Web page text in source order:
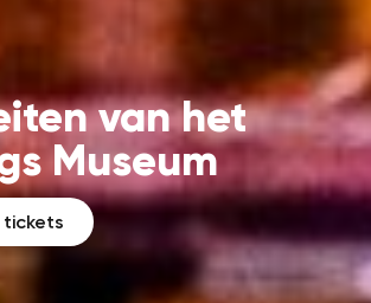
van het
Museum
tickets